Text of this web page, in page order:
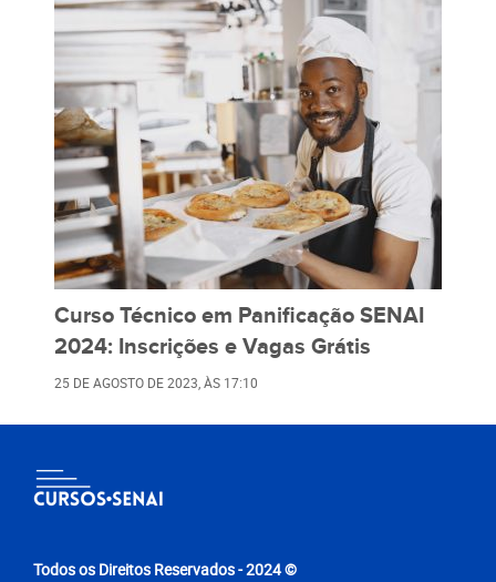
Curso Técnico em Panificação SENAI
2024: Inscrições e Vagas Grátis
25 DE AGOSTO DE 2023, ÀS 17:10
Todos os Direitos Reservados - 2024 ©